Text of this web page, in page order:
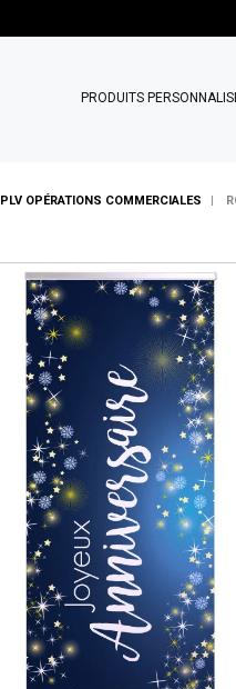
PRODUITS
PLV OPÉRATIONS COMMERCIALES